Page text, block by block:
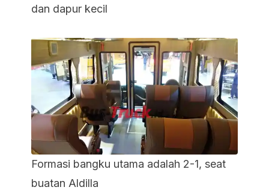
dan dapur kecil
Formasi bangku utama adalah 2-1, seat
buatan Aldilla